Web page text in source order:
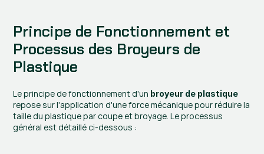
Principe de Fonctionnement et
Processus des Broyeurs de
Plastique
Le principe de fonctionnement d'un broyeur de plastique
repose sur l'application d'une force mécanique pour réduire la
taille du plastique par coupe et broyage. Le processus
général est détaillé ci-dessous :